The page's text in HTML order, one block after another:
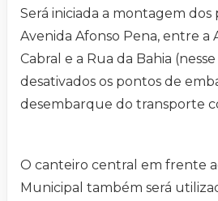
Será iniciada a montagem dos
Avenida Afonso Pena, entre a
Cabral e a Rua da Bahia
desativados os pontos de
desembarque do transporte
O canteiro central em frente
Municipal também será